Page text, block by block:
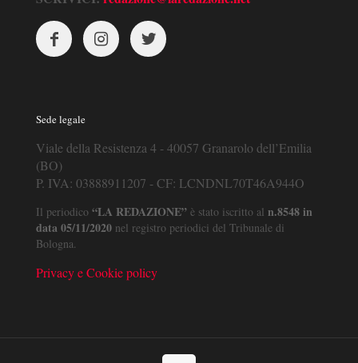
Sede legale
Viale della Resistenza 4 - 40057 Granarolo dell’Emilia
(BO)
P. IVA: 03888911207 - CF: LCNDNL70T46A944O
Il periodico “LA REDAZIONE” è stato iscritto al n.8548 in
data 05/11/2020 nel registro periodici del Tribunale di
Bologna.
Privacy e Cookie policy